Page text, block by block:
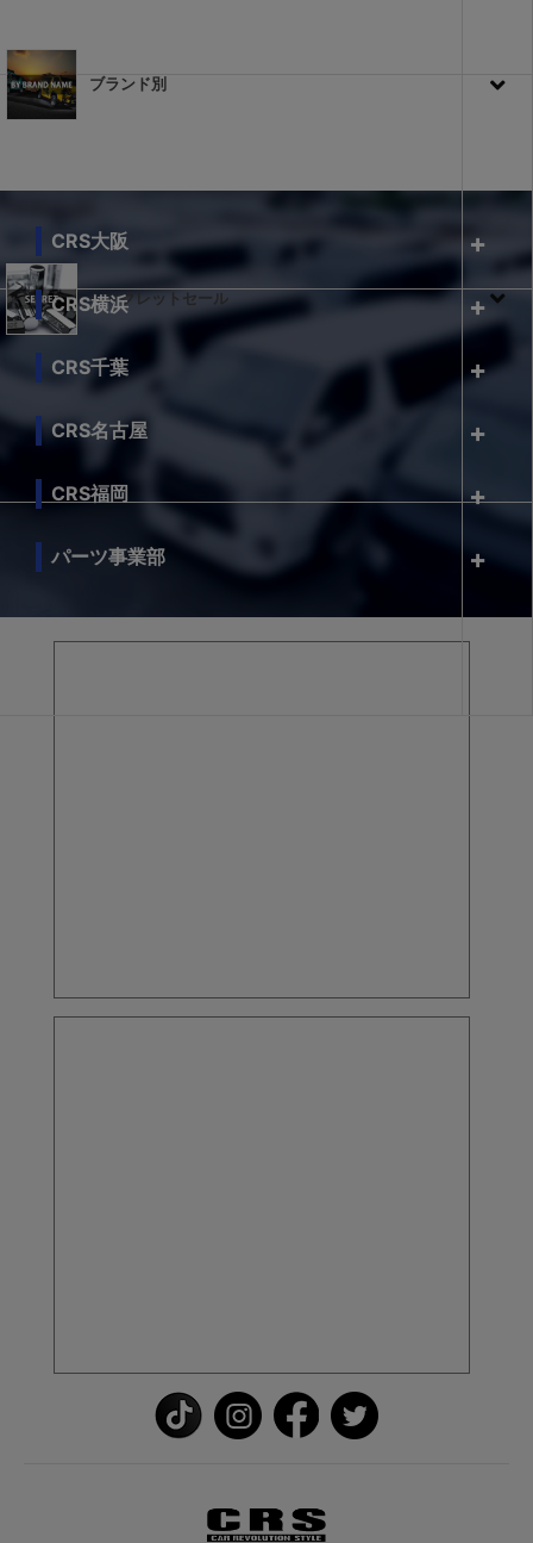
ブランド別
シークレットセール
CRS大阪
CRS横浜
CRS千葉
CRS名古屋
CRS福岡
パーツ事業部